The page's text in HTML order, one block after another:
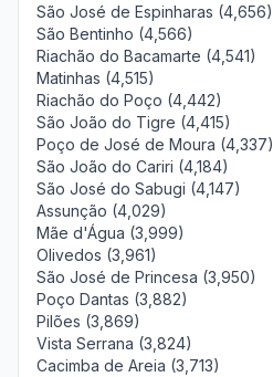
São José de Espinharas (4,656)
São Bentinho (4,566)
Riachão do Bacamarte (4,541)
Matinhas (4,515)
Riachão do Poço (4,442)
São João do Tigre (4,415)
Poço de José de Moura (4,337)
São João do Cariri (4,184)
São José do Sabugi (4,147)
Assunção (4,029)
Mãe d'Água (3,999)
Olivedos (3,961)
São José de Princesa (3,950)
Poço Dantas (3,882)
Pilões (3,869)
Vista Serrana (3,824)
Cacimba de Areia (3,713)